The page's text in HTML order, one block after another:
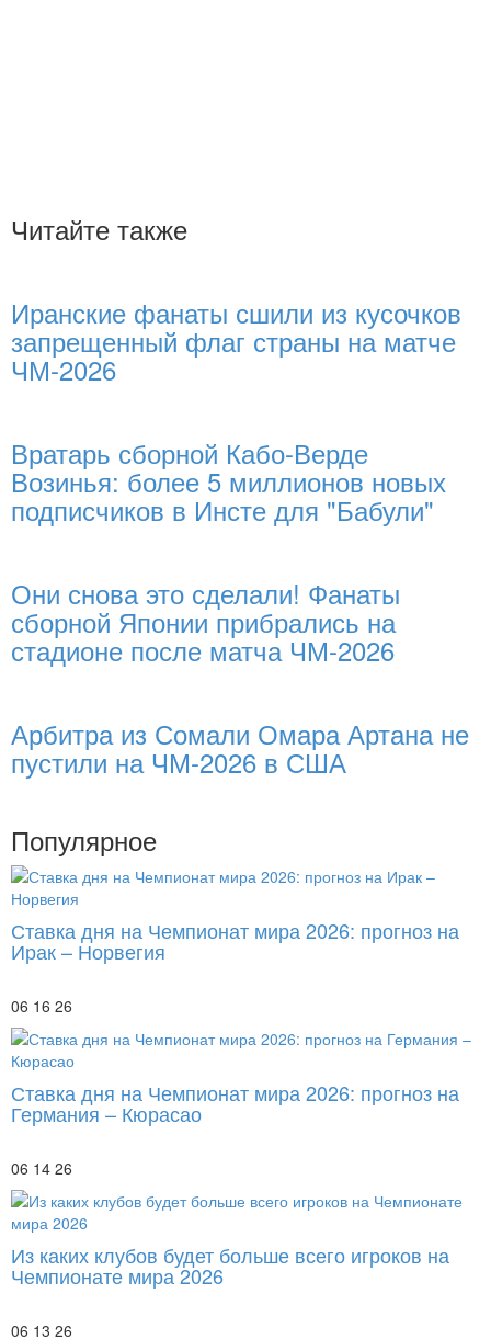
Читайте также
Иранские фанаты сшили из кусочков
запрещенный флаг страны на матче
ЧМ-2026
Вратарь сборной Кабо-Верде
Возинья: более 5 миллионов новых
подписчиков в Инсте для "Бабули"
Они снова это сделали! Фанаты
сборной Японии прибрались на
стадионе после матча ЧМ-2026
Арбитра из Сомали Омара Артана не
пустили на ЧМ-2026 в США
Популярное
Ставка дня на Чемпионат мира 2026: прогноз на
Ирак – Норвегия
06 16 26
Ставка дня на Чемпионат мира 2026: прогноз на
Германия – Кюрасао
06 14 26
Из каких клубов будет больше всего игроков на
Чемпионате мира 2026
06 13 26